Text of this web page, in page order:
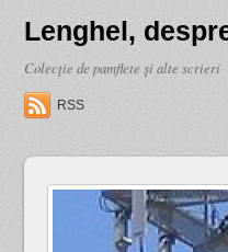
Lenghel,
Colecţie de pamflete şi alte scrieri
RSS